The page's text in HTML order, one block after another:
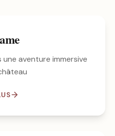
une aventure immersive